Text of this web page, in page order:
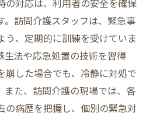
の対応は、利用者の安全を確保
。訪問介護スタッフは、緊急事
う、定期的に訓練を受けていま
生法や応急処置の技術を習得
崩した場合でも、冷静に対処で
また、訪問介護の現場では、各
の病歴を把握し、個別の緊急対